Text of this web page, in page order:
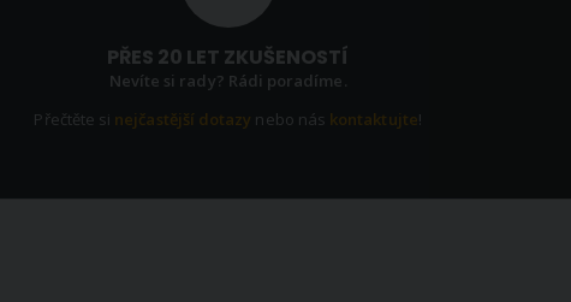
PŘES 20 LET ZKUŠENOSTÍ
Nevíte si rady? Rádi poradíme.
Přečtěte si nejčastější dotazy nebo nás kontaktujte!